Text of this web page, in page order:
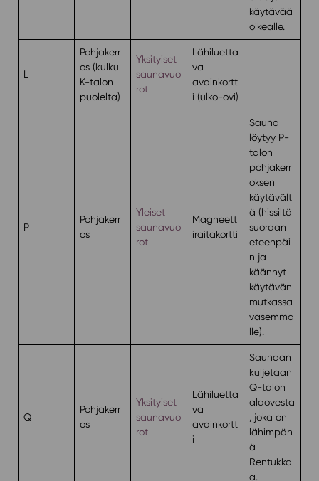
käytävää
oikealle.
L
Pohjakerr
os (kulku
K-talon
puolelta)
Yksityiset
saunavuo
rot
Lähiluetta
va
avainkortt
i (ulko-ovi)
P
Pohjakerr
os
Yleiset
saunavuo
rot
Magneett
iraitakortti
Sauna
löytyy P-
talon
pohjakerr
oksen
käytävält
ä (hissiltä
suoraan
eteenpäi
n ja
käännyt
käytävän
mutkassa
vasemma
lle).
Q
Pohjakerr
os
Yksityiset
saunavuo
rot
Lähiluetta
va
avainkortt
i
Saunaan
kuljetaan
Q-talon
alaovesta
, joka on
lähimpän
ä
Rentukka
a.